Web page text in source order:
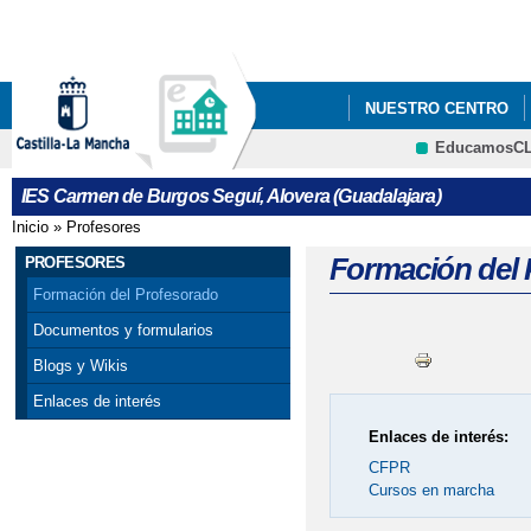
NUESTRO CENTRO
PENDIENTES/
PROCESO DE
PROCESO DE
JORNADA DE
SUSPENSIÓN
CRFP
IES Carmen de Burgos Seguí, Alovera (Guadalajara)
Se encuentra usted aquí
Inicio » Profesores
PROFESORES
Formación del Profesorado
Documentos y formularios
Blogs y Wikis
Enlaces de interés
Formación del
Enlaces de interés:
CFPR
Cursos en marcha